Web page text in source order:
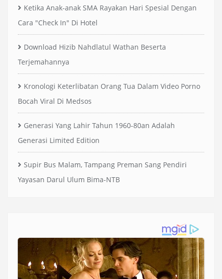
Ketika Anak-anak SMA Rayakan Hari Spesial Dengan
Cara "Check In" Di Hotel
Download Hizib Nahdlatul Wathan Beserta
Terjemahannya
Kronologi Keterlibatan Orang Tua Dalam Video Porno
Bocah Viral Di Medsos
Generasi Yang Lahir Tahun 1960-80an Adalah
Generasi Limited Edition
Supir Bus Malam, Tampang Preman Sang Pendiri
Yayasan Darul Ulum Bima-NTB